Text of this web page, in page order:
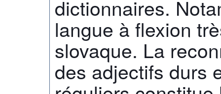
dictionnaires.
langue à flexion
slovaque. La
des adjectifs durs